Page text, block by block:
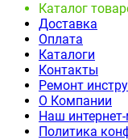
Каталог
Доставка
Оплата
Каталоги
Контакты
Ремонт
О Компании
Наш
Политика